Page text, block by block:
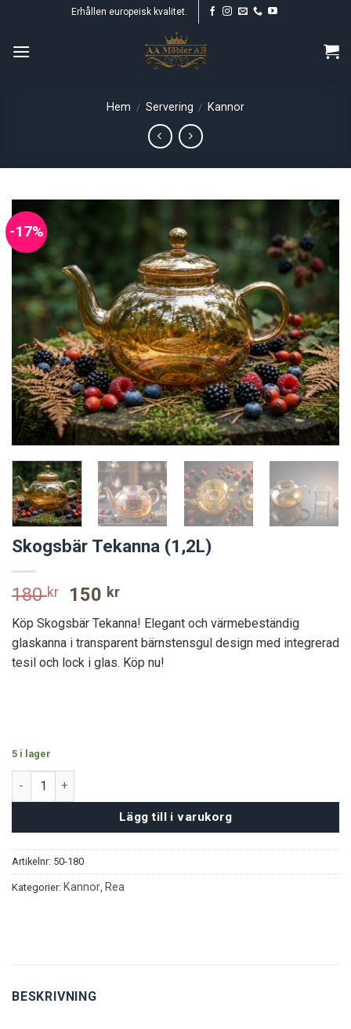
content
Erhållen europeisk kvalitet.
Hem / Servering / Kannor
-17%
Skogsbär Tekanna (1,2L)
180kr
Original
price
was:
180 kr.
150 krCurrent
price
is:
150 kr.
Köp Skogsbär Tekanna! Elegant och värmebeständig
glaskanna i transparent bärnstensgul design med integrerad
tesil och lock i glas. Köp nu!
5 i lager
Skogsbär Tekanna (1,2L) mängd
Lägg till i varukorg
Artikelnr: 50-180
Kategorier: Kannor Rea
BESKRIVNING